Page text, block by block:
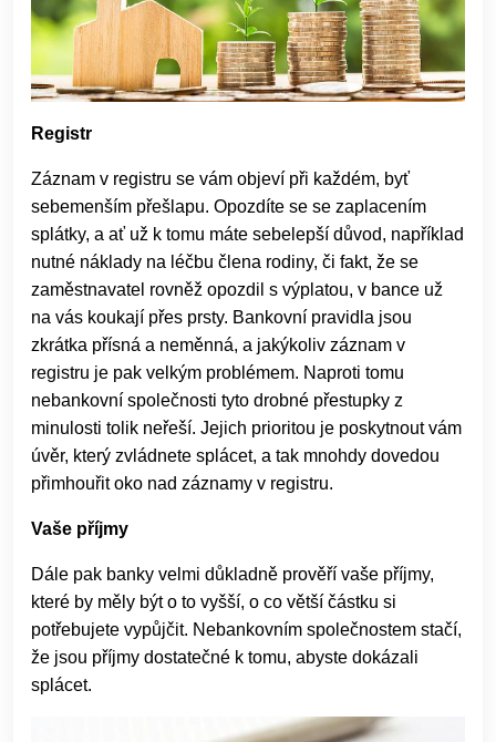
Registr
Záznam v registru se vám objeví při každém, byť
sebemenším přešlapu. Opozdíte se se zaplacením
splátky, a ať už k tomu máte sebelepší důvod, například
nutné náklady na léčbu člena rodiny, či fakt, že se
zaměstnavatel rovněž opozdil s výplatou, v bance už
na vás koukají přes prsty. Bankovní pravidla jsou
zkrátka přísná a neměnná, a jakýkoliv záznam v
registru je pak velkým problémem. Naproti tomu
nebankovní společnosti tyto drobné přestupky z
minulosti tolik neřeší. Jejich prioritou je poskytnout vám
úvěr, který zvládnete splácet, a tak mnohdy dovedou
přimhouřit oko nad záznamy v registru.
Vaše příjmy
Dále pak banky velmi důkladně prověří vaše příjmy,
které by měly být o to vyšší, o co větší částku si
potřebujete vypůjčit. Nebankovním společnostem stačí,
že jsou příjmy dostatečné k tomu, abyste dokázali
splácet.